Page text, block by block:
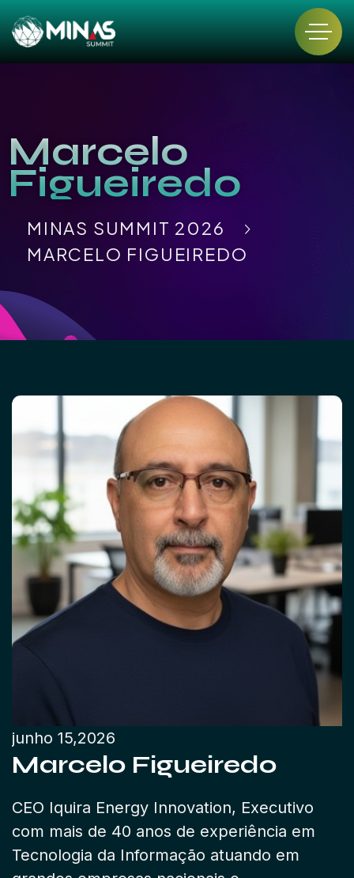
Marcelo
Figueiredo
MINAS SUMMIT 2026
MARCELO FIGUEIREDO
junho 15,2026
Marcelo Figueiredo
CEO Iquira Energy Innovation, Executivo
com mais de 40 anos de experiência em
Tecnologia da Informação atuando em